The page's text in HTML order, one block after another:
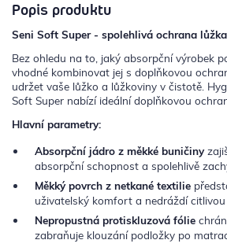
Popis produktu
Seni Soft Super - spolehlivá ochrana
Bez ohledu na to, jaký absorpční výrobek
vhodné kombinovat jej s doplňkovou
udržet vaše lůžko a lůžkoviny v čistotě.
Soft Super nabízí ideální doplňkovou
Hlavní parametry:
Absorpční jádro z měkké buničiny
absorpční schopnost a spolehlivě
Měkký povrch z netkané textilie
uživatelský komfort a nedráždí citlivou
Nepropustná protiskluzová fólie
zabraňuje klouzání podložky po